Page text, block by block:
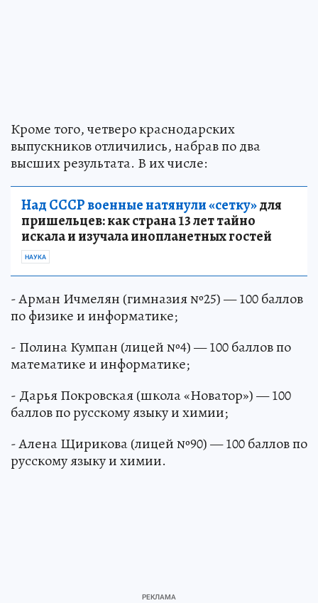
Кроме того, четверо краснодарских
выпускников отличились, набрав по два
высших результата. В их числе:
Над СССР военные натянули «сетку»для
пришельцев: как страна 13 лет тайно
искала и изучала инопланетных гостей
НАУКА
- Арман Ичмелян (гимназия №25) — 100 баллов
по физике и информатике;
- Полина Кумпан (лицей №4) — 100 баллов по
математике и информатике;
- Дарья Покровская (школа «Новатор») — 100
баллов по русскому языку и химии;
- Алена Щирикова (лицей №90) — 100 баллов по
русскому языку и химии.